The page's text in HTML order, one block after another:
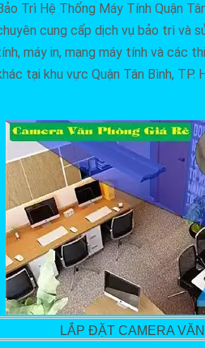
Trì Hệ Thống Máy Tính Quận
cung cấp dịch vụ bảo trì và
máy in, mạng máy tính và các
tại khu vực Quận Tân Bình, TP.
LẮP ĐẶT CAMERA